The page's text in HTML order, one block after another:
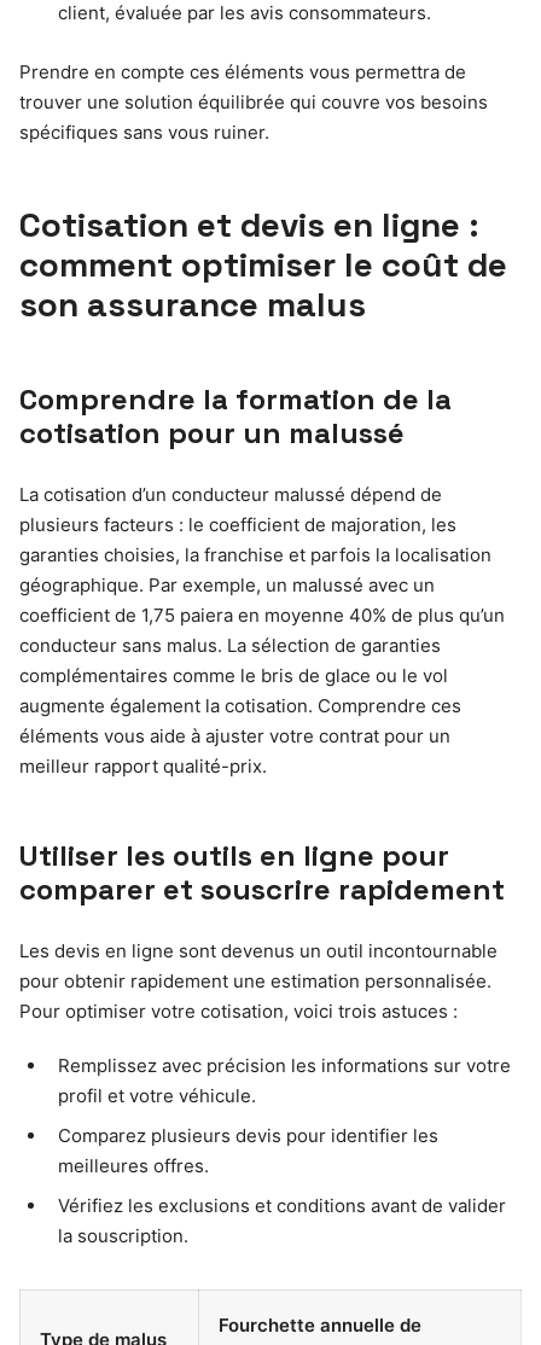
client, évaluée par les avis consommateurs.
Prendre en compte ces éléments vous permettra de
trouver une solution équilibrée qui couvre vos besoins
spécifiques sans vous ruiner.
Cotisation et devis en ligne :
comment optimiser le coût de
son assurance malus
Comprendre la formation de la
cotisation pour un malussé
La cotisation d’un conducteur malussé dépend de
plusieurs facteurs : le coefficient de majoration, les
garanties choisies, la franchise et parfois la localisation
géographique. Par exemple, un malussé avec un
coefficient de 1,75 paiera en moyenne 40% de plus qu’un
conducteur sans malus. La sélection de garanties
complémentaires comme le bris de glace ou le vol
augmente également la cotisation. Comprendre ces
éléments vous aide à ajuster votre contrat pour un
meilleur rapport qualité-prix.
Utiliser les outils en ligne pour
comparer et souscrire rapidement
Les devis en ligne sont devenus un outil incontournable
pour obtenir rapidement une estimation personnalisée.
Pour optimiser votre cotisation, voici trois astuces :
Remplissez avec précision les informations sur votre
profil et votre véhicule.
Comparez plusieurs devis pour identifier les
meilleures offres.
Vérifiez les exclusions et conditions avant de valider
la souscription.
Type de malus
Fourchette annuelle de